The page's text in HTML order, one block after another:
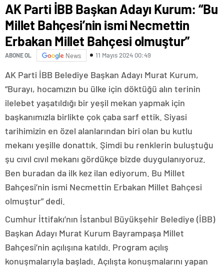
AK Parti İBB Başkan Adayı Kurum: “Bu
Millet Bahçesi’nin ismi Necmettin
Erbakan Millet Bahçesi olmuştur”
ABONE OL News 11 Mayıs 2024 00:49
AK Parti İBB Belediye Başkan Adayı Murat Kurum,
“Burayı, hocamızın bu ülke için döktüğü alın terinin
ilelebet yaşatıldığı bir yeşil mekan yapmak için
başkanımızla birlikte çok çaba sarf ettik. Siyasi
tarihimizin en özel alanlarından biri olan bu kutlu
mekanı yeşille donattık. Şimdi bu renklerin buluştuğu
şu cıvıl cıvıl mekanı gördükçe bizde duygulanıyoruz.
Ben buradan da ilk kez ilan ediyorum. Bu Millet
Bahçesi’nin ismi Necmettin Erbakan Millet Bahçesi
olmuştur” dedi.
Cumhur İttifakı’nın İstanbul Büyükşehir Belediye (İBB)
Başkan Adayı Murat Kurum Bayrampaşa Millet
Bahçesi’nin açılışına katıldı. Program açılış
konuşmalarıyla başladı. Açılışta konuşmalarını yapan